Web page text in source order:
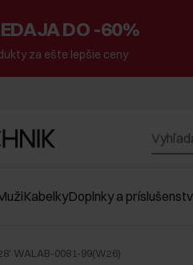
DO -60%
za ešte lepšie ceny
KabelkyDoplnky a
WALAB-0081-99(W26)